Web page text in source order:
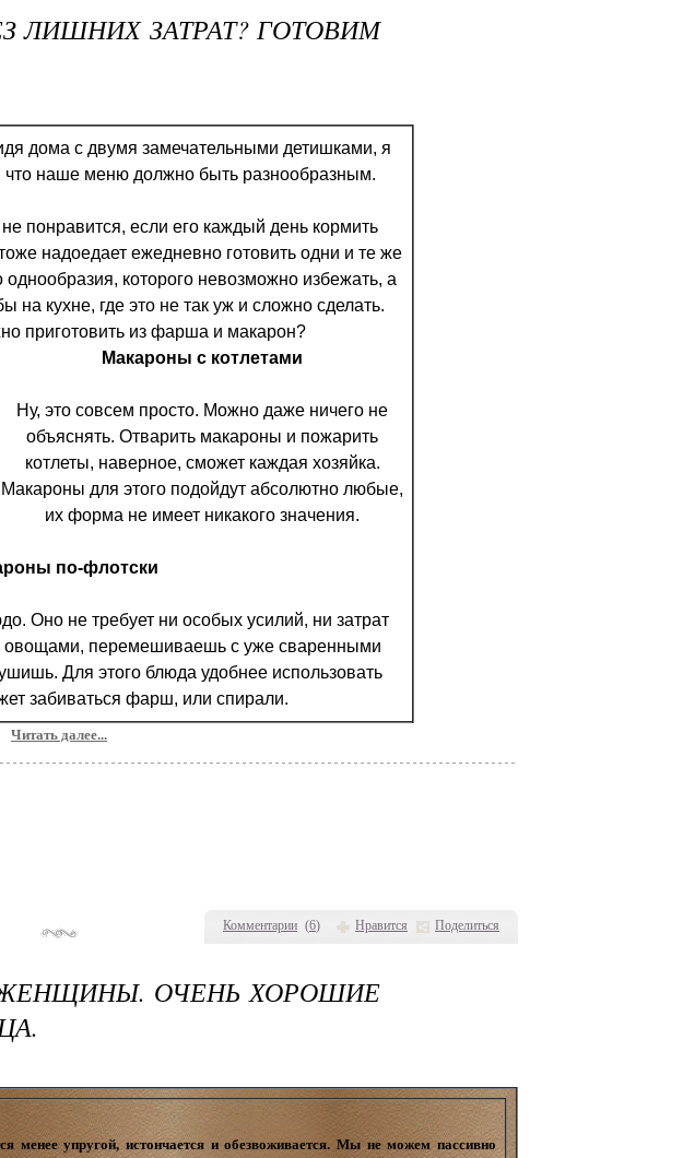
Комментарии (6) Нравится Поделиться
ЛИШНИХ ЗАТРАТ? ГОТОВИМ
дома с двумя замечательными детишками, я
что наше меню должно быть разнообразным.
понравится, если его каждый день кормить
надоедает ежедневно готовить одни и те же
которого невозможно избежать, а
на кухне, где это не так уж и сложно сделать.
приготовить из фарша и макарон?
Макароны с котлетами
Ну, это совсем просто. Можно даже ничего не
объяснять. Отварить макароны и пожарить
котлеты, наверное, сможет каждая хозяйка.
Макароны для этого подойдут абсолютно любые,
их форма не имеет никакого значения.
по-флотски
Оно не требует ни особых усилий, ни затрат
перемешиваешь с уже сваренными
Для этого блюда удобнее использовать
забиваться фарш, или спирали.
Читать далее...
ОЧЕНЬ ХОРОШИЕ
менее упругой, истончается и обезвоживается. Мы не можем пассивно